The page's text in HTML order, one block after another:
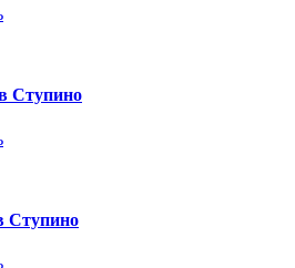
Ступино
Ступино